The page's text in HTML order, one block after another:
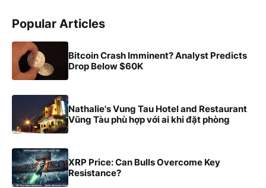
Popular Articles
Bitcoin Crash Imminent? Analyst Predicts
Drop Below $60K
Nathalie's Vung Tau Hotel and Restaurant
Vũng Tàu phù hợp với ai khi đặt phòng
XRP Price: Can Bulls Overcome Key
Resistance?